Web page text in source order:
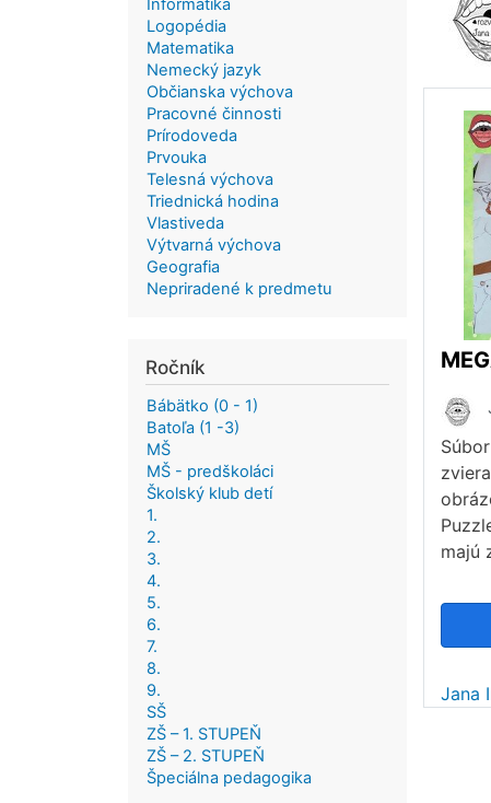
majú
Jana
Informatika
Logopédia
Matematika
Nemecký jazyk
Občianska výchova
Pracovné činnosti
Prírodoveda
Prvouka
Telesná výchova
Triednická hodina
Vlastiveda
Výtvarná výchova
Geografia
Nepriradené k predmetu
Ročník
Bábätko (0 - 1)
Batoľa (1 -3)
MŠ
MŠ - predškoláci
Školský klub detí
1.
2.
3.
4.
5.
6.
7.
8.
9.
SŠ
ZŠ – 1. STUPEŇ
ZŠ – 2. STUPEŇ
Špeciálna pedagogika